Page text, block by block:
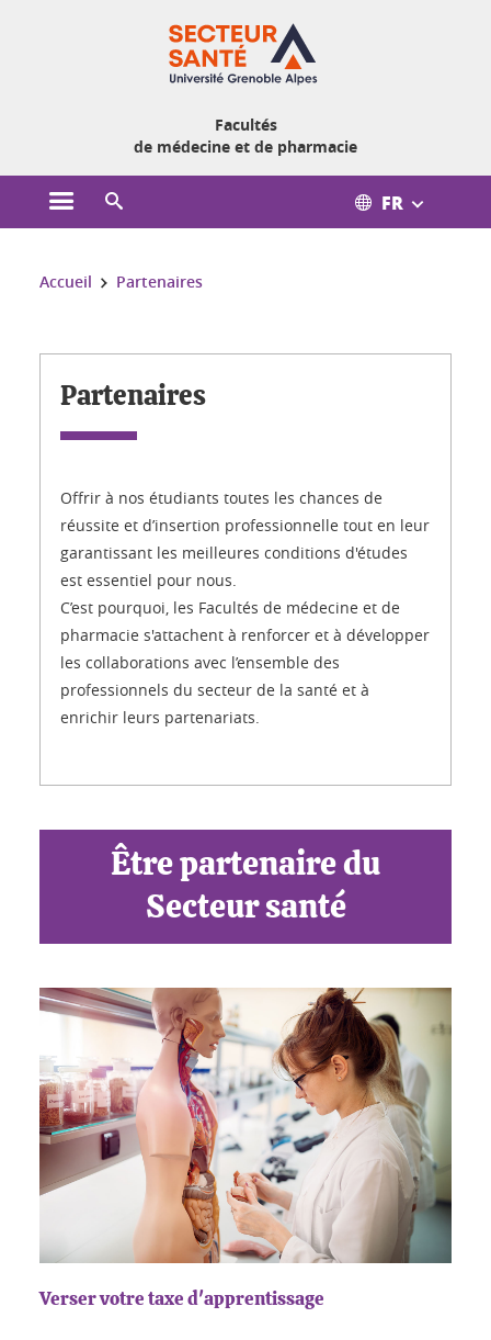
Facultés
de médecine et de pharmacie
Ouvrir le menu principal FR
Vous êtes ici :
Accueil Partenaires
Partenaires
Offrir à nos étudiants toutes les chances de
réussite et d’insertion professionnelle tout en leur
garantissant les meilleures conditions d'études
est essentiel pour nous.
C’est pourquoi, les Facultés de médecine et de
pharmacie s'attachent à renforcer et à développer
les collaborations avec l’ensemble des
professionnels du secteur de la santé et à
enrichir leurs partenariats.
Être partenaire du
Secteur santé
Verser votre taxe d'apprentissage